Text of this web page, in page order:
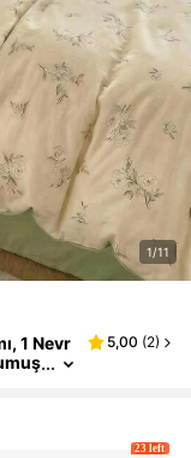
1/11
1 Nevr
5,00 (2)
23 left